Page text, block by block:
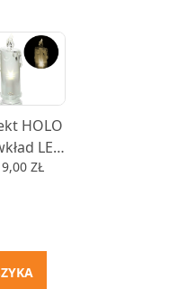
imitacja
do
wkład
9,5cm,
13cm,
HOLO
LED
18cm -
biały
9,00 ZŁ